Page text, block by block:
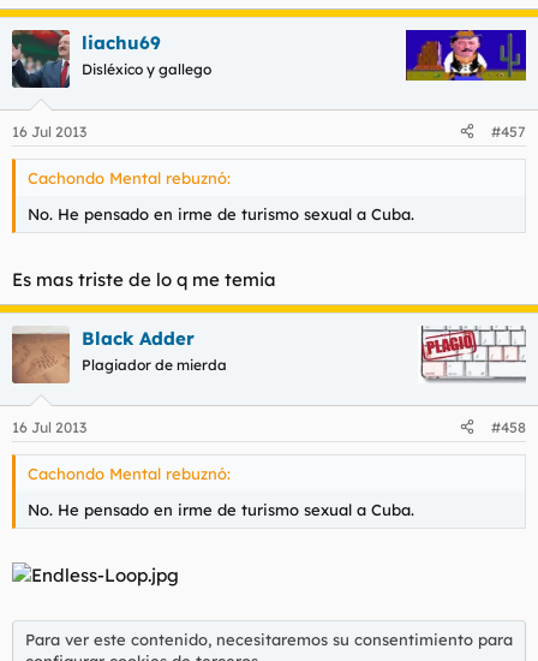
liachu69
Disléxico y gallego
16 Jul 2013 #457
Cachondo Mental rebuznó:
No. He pensado en irme de turismo sexual a Cuba.
Es mas triste de lo q me temia
Black Adder
Plagiador de mierda
16 Jul 2013 #458
Cachondo Mental rebuznó:
No. He pensado en irme de turismo sexual a Cuba.
Para ver este contenido, necesitaremos su consentimiento para